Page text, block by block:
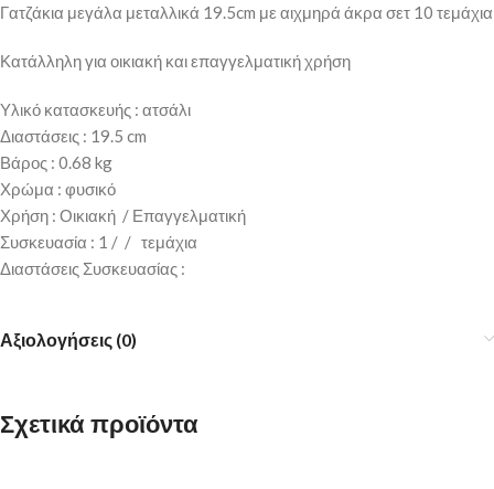
Γατζάκια μεγάλα μεταλλικά 19.5cm με αιχμηρά άκρα σετ 10 τεμάχια
Κατάλληλη για οικιακή και επαγγελματική χρήση
Υλικό κατασκευής : ατσάλι
Διαστάσεις : 19.5 cm
Βάρος : 0.68 kg
Χρώμα : φυσικό
Χρήση : Οικιακή / Επαγγελματική
Συσκευασία : 1 / / τεμάχια
Διαστάσεις Συσκευασίας :
Αξιολογήσεις (0)
Σχετικά προϊόντα